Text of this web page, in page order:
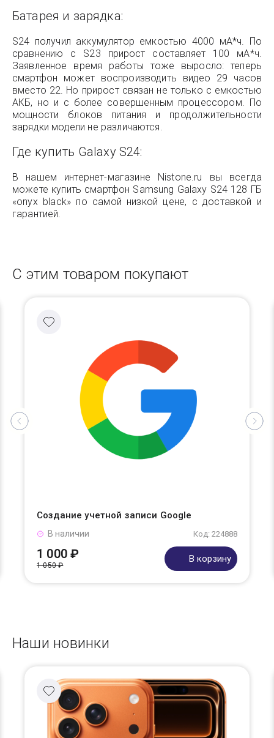
Батарея и зарядка:
S24 получил аккумулятор емкостью 4000 мА*ч. По
сравнению с S23 прирост составляет 100 мА*ч.
Заявленное время работы тоже выросло: теперь
смартфон может воспроизводить видео 29 часов
вместо 22. Но прирост связан не только с емкостью
АКБ, но и с более совершенным процессором. По
мощности блоков питания и продолжительности
зарядки модели не различаются.
Где купить Galaxy S24:
В нашем интернет-магазине Nistone.ru вы всегда
можете купить смартфон Samsung Galaxy S24 128 ГБ
«onyx black» по самой низкой цене, с доставкой и
гарантией.
С этим товаром покупают
Создание учетной записи Google
Код: 224888
В наличии
1 000 ₽
1 050 ₽
В корзину
Наши новинки